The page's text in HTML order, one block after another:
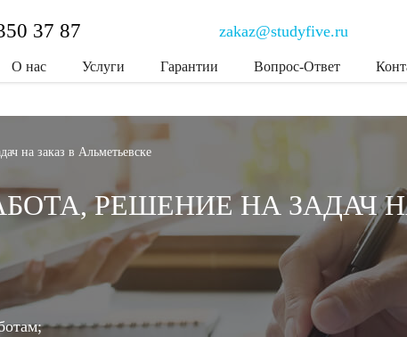
37 87 zakaz@studyfive.ru
О нас Услуги Гарантии Вопрос-Ответ
на заказ в Альметьевске
РЕШЕНИЕ НА ЗАДАЧ